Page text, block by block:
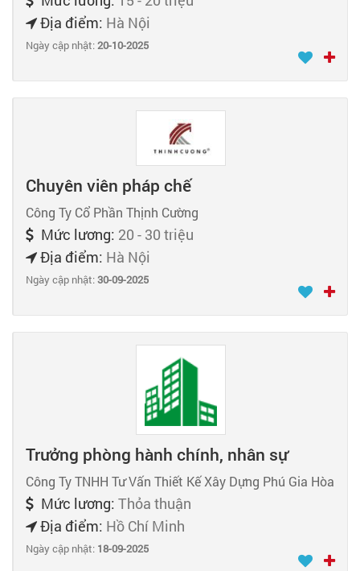
Địa điểm: Hà Nội
Ngày cập nhật:20-10-2025
Chuyên viên pháp chế
Công Ty Cổ Phần Thịnh Cường
Mức lương: 20 - 30 triệu
Địa điểm: Hà Nội
Ngày cập nhật:30-09-2025
Trưởng phòng hành chính, nhân sự
Công Ty TNHH Tư Vấn Thiết Kế Xây Dựng Phú Gia Hòa
Mức lương: Thỏa thuận
Địa điểm: Hồ Chí Minh
Ngày cập nhật: 18-09-2025